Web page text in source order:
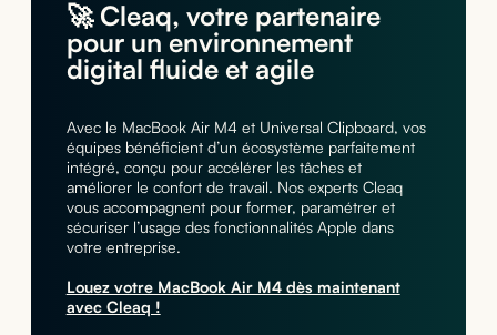
🚀 Cleaq, votre partenaire
pour un environnement
digital fluide et agile
Avec le MacBook Air M4 et Universal Clipboard, vos
équipes bénéficient d’un écosystème parfaitement
intégré, conçu pour accélérer les tâches et
améliorer le confort de travail. Nos experts Cleaq
vous accompagnent pour former, paramétrer et
sécuriser l’usage des fonctionnalités Apple dans
votre entreprise.
Louez votre MacBook Air M4 dès maintenant
avec Cleaq !